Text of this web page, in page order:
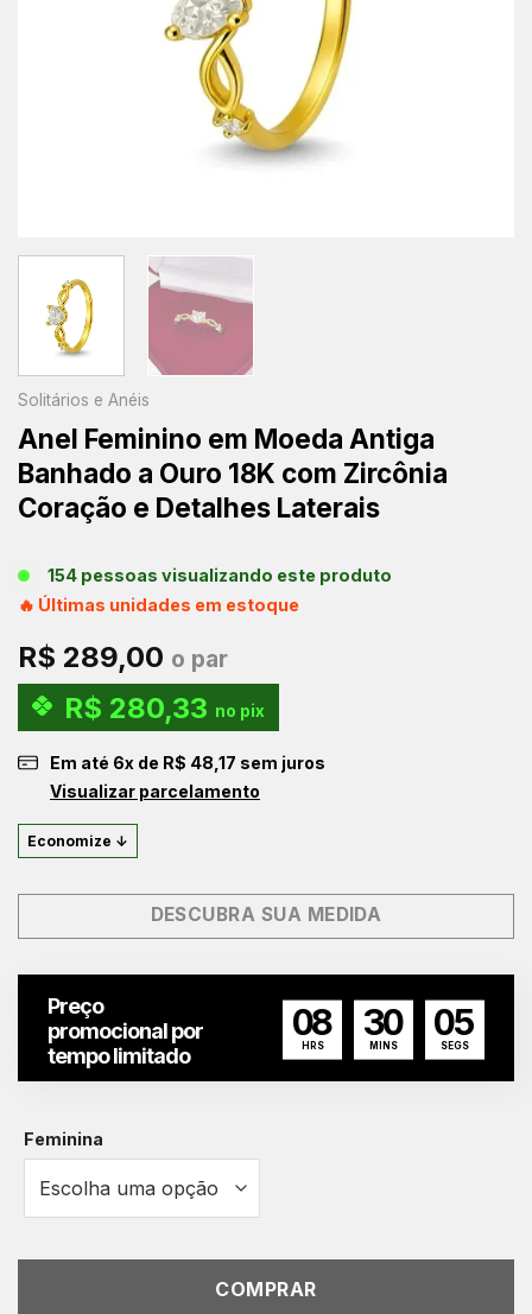
Solitários e Anéis
Anel Feminino em Moeda Antiga
Banhado a Ouro 18K com Zircônia
Coração e Detalhes Laterais
154 pessoas visualizando este produto
🔥 Últimas unidades em estoque
R$ 289,00 o par
R$ 280,33 no pix
Em até 6x de R$ 48,17 sem juros
Visualizar parcelamento
Economize ↓
DESCUBRA SUA MEDIDA
Preço
promocional por
tempo limitado
08
HRS
30
MINS
04
SEGS
Feminina
COMPRAR